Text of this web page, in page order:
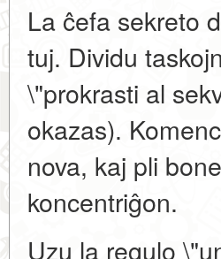
La ĉefa sekreto
tuj. Dividu
\"prokrasti al
okazas).
nova, kaj pli
koncentriĝon.
Uzu la regulo